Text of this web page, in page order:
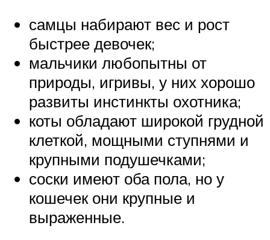
самцы набирают вес и рост
быстрее девочек;
мальчики любопытны от
природы, игривы, у них хорошо
развиты инстинкты охотника;
коты обладают широкой грудной
клеткой, мощными ступнями и
крупными подушечками;
соски имеют оба пола, но у
кошечек они крупные и
выраженные.